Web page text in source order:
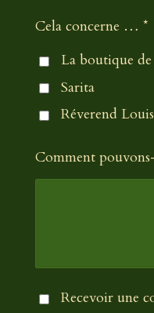
Cela concerne … *
La boutique
Sarita
Réverend Louis
Comment
Recevoir une